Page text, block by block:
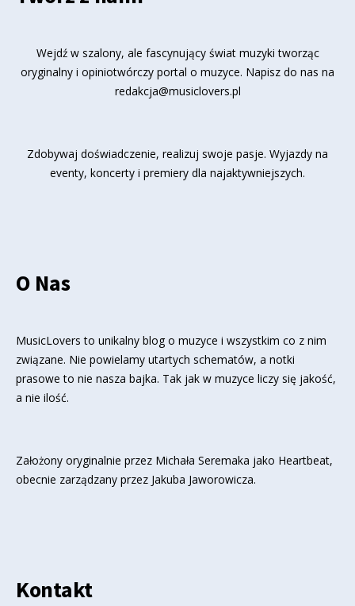
Wejdź w szalony, ale fascynujący świat muzyki tworząc
oryginalny i opiniotwórczy portal o muzyce. Napisz do nas na
redakcja@musiclovers.pl
Zdobywaj doświadczenie, realizuj swoje pasje. Wyjazdy na
eventy, koncerty i premiery dla najaktywniejszych.
O Nas
MusicLovers to unikalny blog o muzyce i wszystkim co z nim
związane. Nie powielamy utartych schematów, a notki
prasowe to nie nasza bajka. Tak jak w muzyce liczy się jakość,
a nie ilość.
Założony oryginalnie przez Michała Seremaka jako Heartbeat,
obecnie zarządzany przez Jakuba Jaworowicza.
Kontakt